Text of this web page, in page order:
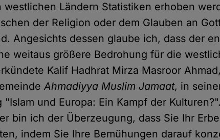
westlichen Ländern Statistiken erhoben
der Religion oder dem Glauben an
Angesichts dessen glaube ich, dass der
weitaus größere Bedrohung für die
Kalif Hadhrat Mirza Masroor
Ahmadiyya Muslim Jamaat, in
"Islam und Europa: Ein Kampf der
bin ich der Überzeugung, dass Sie Ihr
indem Sie Ihre Bemühungen darauf